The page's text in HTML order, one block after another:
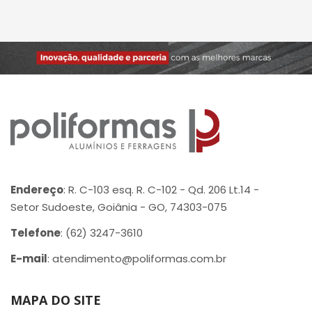
Endereço: R. C-103 esq. R. C-102 - Qd. 206 Lt.14 -
Setor Sudoeste, Goiânia - GO, 74303-075
Telefone: (62) 3247-3610
E-mail: atendimento@poliformas.com.br
MAPA DO SITE